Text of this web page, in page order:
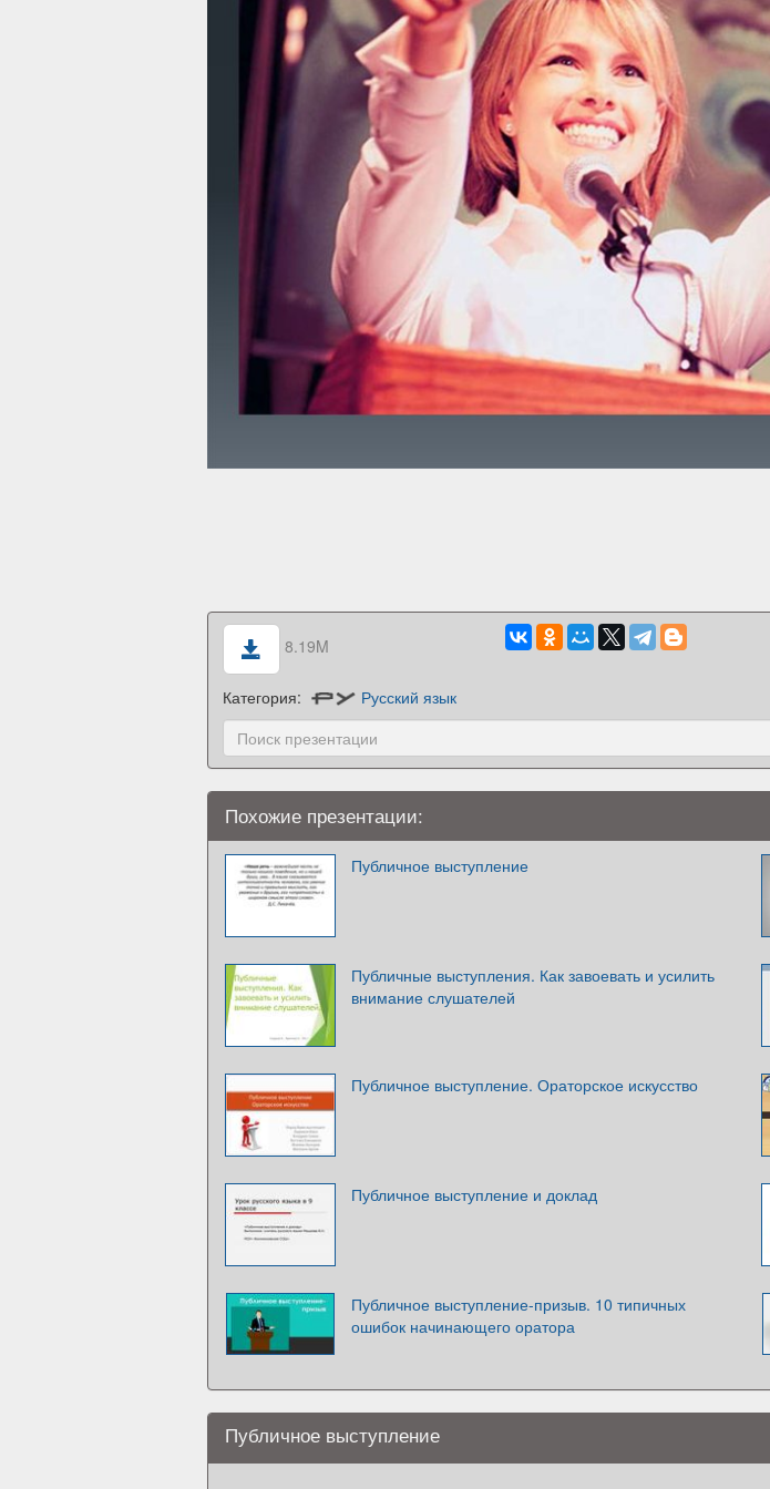
8.19M
Категория: Русский язык
Похожие презентации:
Публичное выступление
Публичные выступления. Как завоевать и усилить
внимание слушателей
Публичное выступление. Ораторское искусство
Публичное выступление и доклад
Публичное выступление-призыв. 10 типичных
ошибок начинающего оратора
Публичное выступление